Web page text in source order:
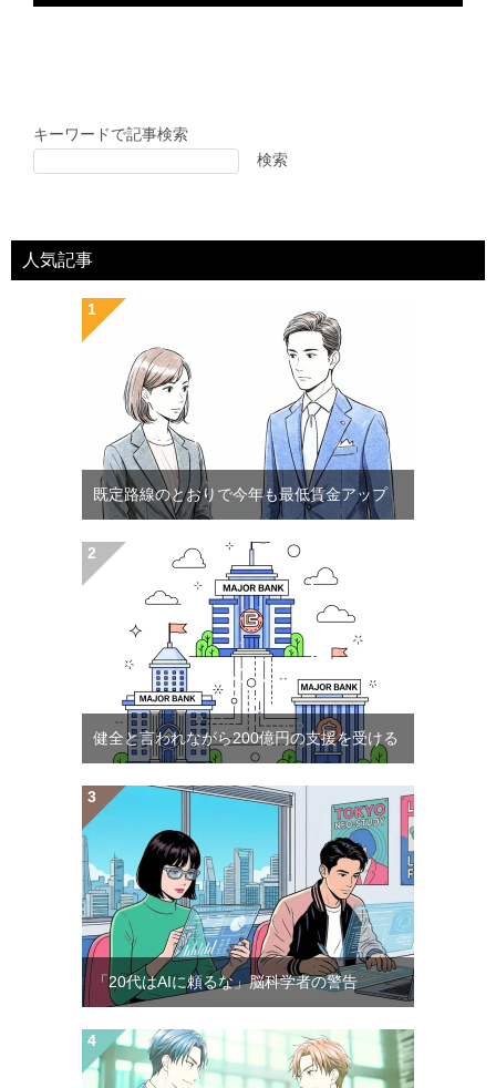
キーワードで記事検索
検索
人気記事
既定路線のとおりで今年も最低賃金アップ
健全と言われながら200億円の支援を受ける
「20代はAIに頼るな」脳科学者の警告